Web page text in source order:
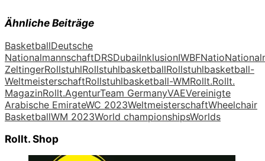
Ähnliche Beiträge
BasketballDeutsche
NationalmannschaftDRSDubaiInklusionIWBFNatio
ZeltingerRollstuhlRollstuhlbasketballRollstuhlbasketball-
WeltmeisterschaftRollstuhlbasketball-WMRollt.Rollt.
MagazinRollt.AgenturTeam GermanyVAEVereinigte
Arabische EmirateWC 2023WeltmeisterschaftWheelchair
BasketballWM 2023World championshipsWorlds
Rollt. Shop